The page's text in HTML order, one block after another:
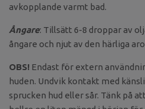
avkopplande varmt bad.
Ångare: Tillsätt 6-8 droppar av
ångare och njut av den härliga
OBS! Endast för extern
huden. Undvik kontakt med
sprucken hud eller sår. Tänk på